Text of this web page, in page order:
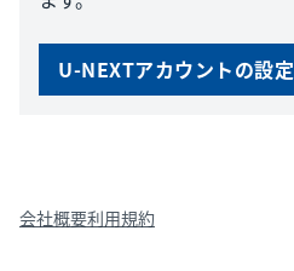
U-NEXTアカウントの設定
会社概要利用規約